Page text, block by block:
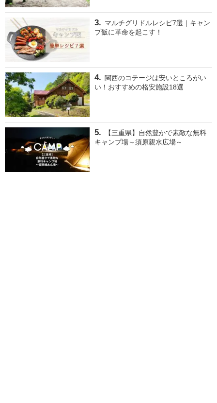
マルチグリドルレシピ7選｜キャン
プ飯に革命を起こす！
関西のコテージは安いところがい
い！おすすめの格安施設18選
【三重県】自然豊かで素敵な無料
キャンプ場～須原親水広場～